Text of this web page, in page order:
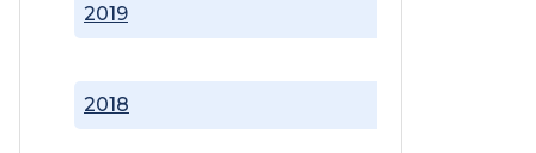
2018
2019